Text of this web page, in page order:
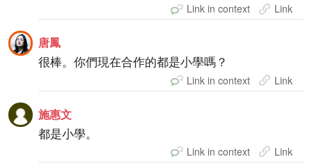
Link in context Link
唐鳳
很棒。你們現在合作的都是小學嗎？
Link in context Link
施惠文
都是小學。
Link in context Link